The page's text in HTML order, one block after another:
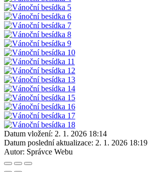
Datum vložení: 2. 1. 2026 18:14
Datum poslední aktualizace: 2. 1. 2026 18:19
Autor: Správce Webu